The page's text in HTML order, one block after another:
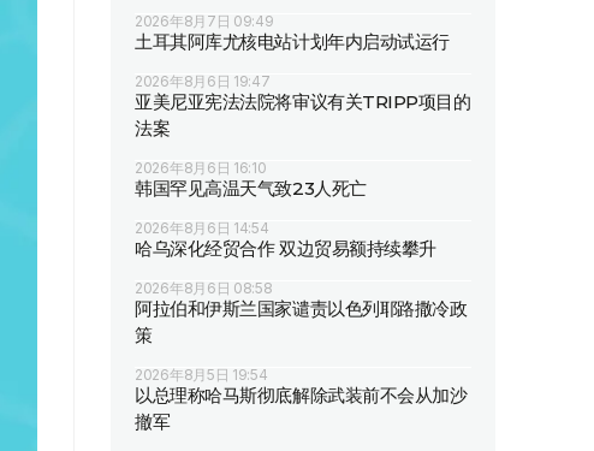
2026年8月7日 09:49
土耳其阿库尤核电站计划年内启动试运行
2026年8月6日 19:47
亚美尼亚宪法法院将审议有关TRIPP项目的
法案
2026年8月6日 16:10
韩国罕见高温天气致23人死亡
2026年8月6日 14:54
哈乌深化经贸合作 双边贸易额持续攀升
2026年8月6日 08:58
阿拉伯和伊斯兰国家谴责以色列耶路撒冷政
策
2026年8月5日 19:54
以总理称哈马斯彻底解除武装前不会从加沙
撤军